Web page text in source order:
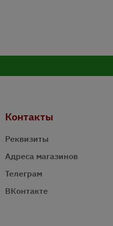
Контакты
Реквизиты
Адреса магазинов
Телеграм
ВКонтакте